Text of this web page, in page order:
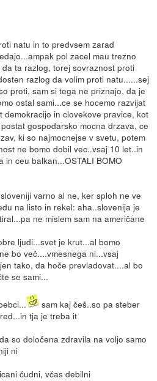
natu in to predvsem zarad
pol zacel mau trezno
ta razlog, torej sovraznost proti
razlog da volim proti natu......sej
proti, sam si tega ne priznajo, da je
ostal sami...ce se hocemo razvijat
demokracijo in clovekove pravice, kot
gospodarsko mocna drzava, ce
ki so najmocnejse v svetu, potem
ne bomo dobil vec..vsaj 10 let..in
ceu balkan...OSTALI BOMO
varno al ne, ker sploh ne ve
na listo in rekel: aha..slovenija je
ne mislem sam na američane
ljudi...svet je krut...al bomo
bo več....vmesnega ni...vsaj
tako, da hoče prevladovat....al bo
se sami...
sam kaj češ..so pa steber
tja je treba it
so določena zdravila na voljo samo
ni
čudni, včas debilni